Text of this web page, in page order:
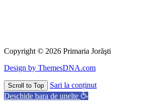
Copyright © 2026 Primaria Jorăşti
Design by ThemesDNA.com
Scroll to Top
Sari la conținut
Deschide bara de unelte